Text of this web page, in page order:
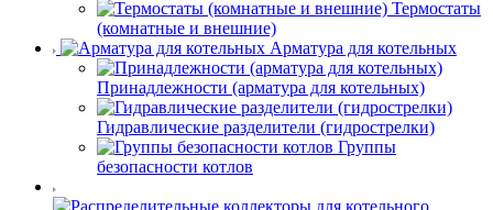
Термостаты
(комнатные и внешние)
Арматура для котельных
Принадлежности (арматура для котельных)
Гидравлические разделители (гидрострелки)
Группы
безопасности котлов